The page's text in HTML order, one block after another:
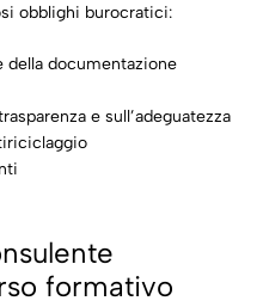
obblighi burocratici:
della documentazione
e sull’adeguatezza
formativo